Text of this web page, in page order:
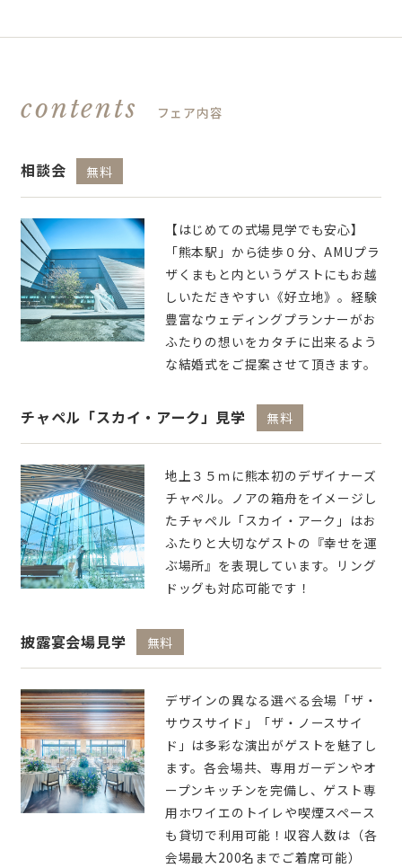
contents フェア内容
相談会 無料
【はじめての式場見学でも安心】
「熊本駅」から徒歩０分、AMUプラ
ザくまもと内というゲストにもお越
しいただきやすい《好立地》。経験
豊富なウェディングプランナーがお
ふたりの想いをカタチに出来るよう
な結婚式をご提案させて頂きます。
チャペル「スカイ・アーク」見学 無料
地上３５ｍに熊本初のデザイナーズ
チャペル。ノアの箱舟をイメージし
たチャペル「スカイ・アーク」はお
ふたりと大切なゲストの『幸せを運
ぶ場所』を表現しています。リング
ドッグも対応可能です！
披露宴会場見学 無料
デザインの異なる選べる会場「ザ・
サウスサイド」「ザ・ノースサイ
ド」は多彩な演出がゲストを魅了し
ます。各会場共、専用ガーデンやオ
ープンキッチンを完備し、ゲスト専
用ホワイエのトイレや喫煙スペース
も貸切で利用可能！収容人数は（各
会場最大200名までご着席可能）